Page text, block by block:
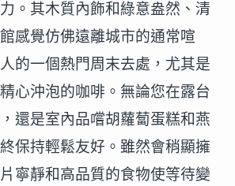
。其木質內飾和綠意盎然、清
感覺仿佛遠離城市的通常喧
的一個熱門周末去處，尤其是
心沖泡的咖啡。無論您在露台
還是室內品嚐胡蘿蔔蛋糕和燕
保持輕鬆友好。雖然會稍顯擁
寧靜和高品質的食物使等待變